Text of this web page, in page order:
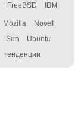
FreeBSD IBM
Mozilla Novell
Sun Ubuntu
тенденции